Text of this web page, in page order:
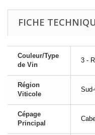
FICHE
Couleur/Type
de Vin
3 -
Région
Viticole
Cépage
Principal